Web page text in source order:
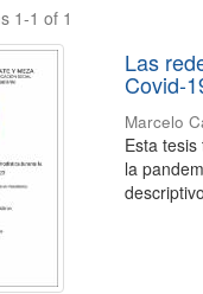
1-1 of 1
Las
Covid-
Marcelo
Esta
la